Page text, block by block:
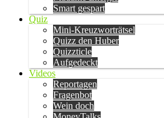
Smart gespart
Quiz
Mini-Kreuzworträtsel
Quizz den Huber
Quizzticle
Aufgedeckt
Videos
Reportagen
Fragenbot
Wein doch